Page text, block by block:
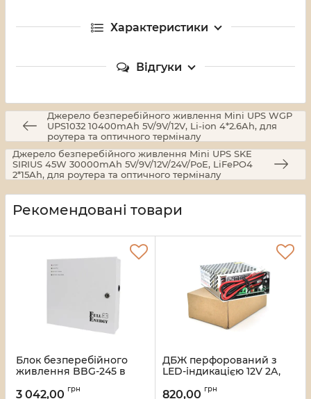
Характеристики
Відгуки
Джерело безперебійного живлення Mini UPS WGP
UPS1032 10400mAh 5V/9V/12V, Li-ion 4*2.6Ah, для
роутера та оптичного терміналу
Джерело безперебійного живлення Mini UPS SKE
SIRIUS 45W 30000mAh 5V/9V/12V/24V/PoE, LiFePO4
2*15Ah, для роутера та оптичного терміналу
Рекомендовані товари
Блок безперебійного
живлення BBG-245 в
- 5А, 2 АКБ по 7Ач
3 042,00 грн
ДБЖ перфорований з
LED-індикацією 12V 2А,
Артикул:4513
820,00 грн